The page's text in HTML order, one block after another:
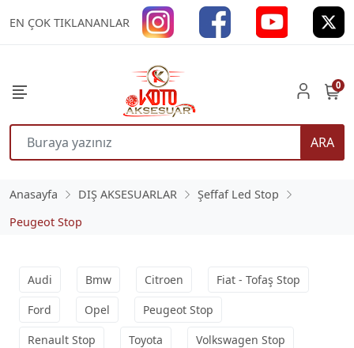
EN ÇOK TIKLANANLAR
ARA
0
Anasayfa DIŞ AKSESUARLAR
Şeffaf Led Stop
Peugeot Stop
Audi Bmw Citroen
Fiat - Tofaş Stop
Ford
Opel
Peugeot Stop
Renault Stop
Toyota
Volkswagen Stop